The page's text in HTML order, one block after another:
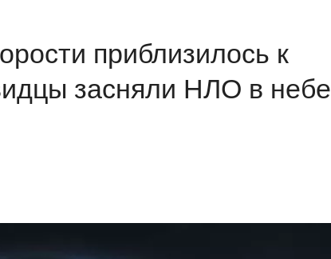
приблизилось к
засняли НЛО в небе